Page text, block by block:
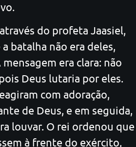
do profeta Jaasiel,
batalha não era deles,
era clara: não
Deus lutaria por eles.
com adoração,
de Deus, e em seguida,
louvar. O rei ordenou que
à frente do exército,